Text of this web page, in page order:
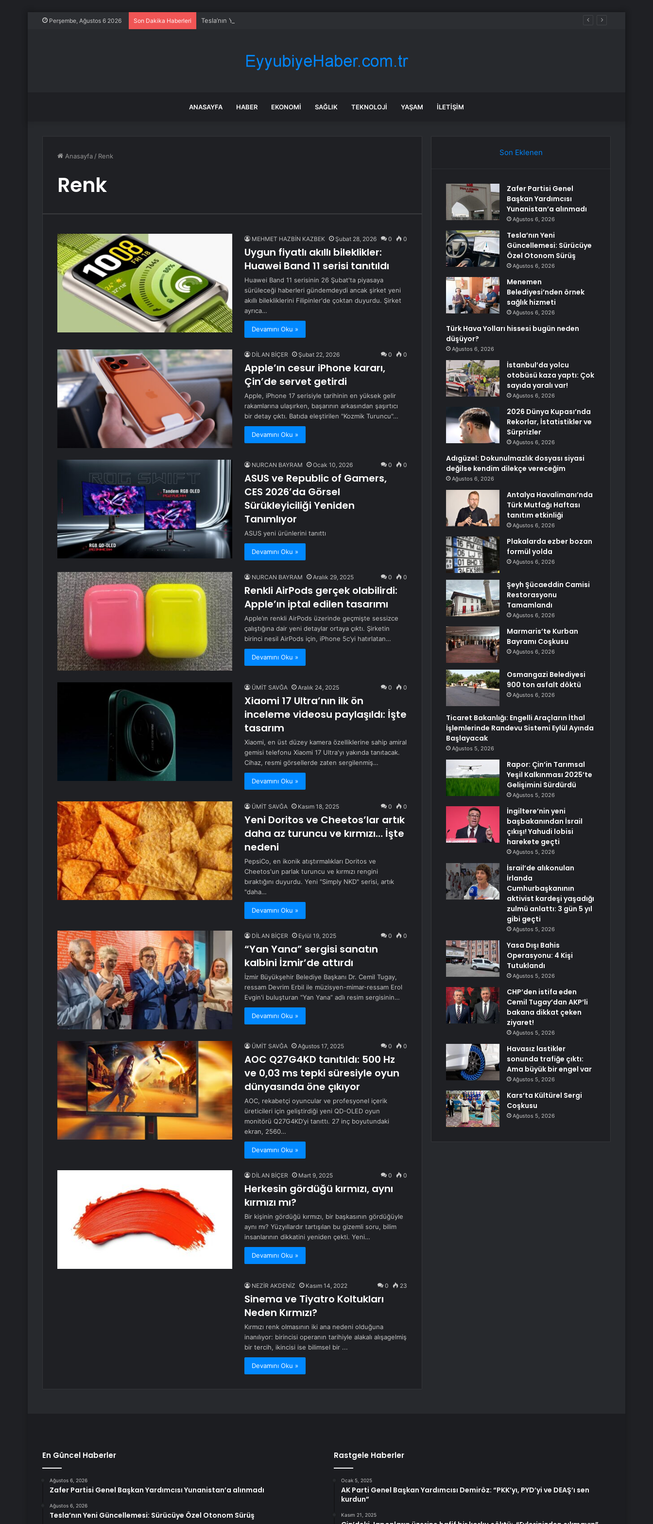
Perşembe, Ağustos 6 2026 Son Dakika Haberleri Tesla’nın Yeni Güncellemesi: Sürücüye Özel Otonom Sürüş
ANASAYFA HABER EKONOMI SAĞLIK TEKNOLOJI YAŞAM İLETIŞIM
Anasayfa / Renk
Renk
MEHMET HAZBİN KAZBEK Şubat 28, 2026 0 0
Uygun fiyatlı akıllı bileklikler:
Huawei Band 11 serisi tanıtıldı
Huawei Band 11 serisinin 26 Şubat'ta piyasaya
sürüleceği haberleri gündemdeydi ancak şirket yeni
akıllı bilekliklerini Filipinler'de çoktan duyurdu. Şirket
ayrıca…
Devamını Oku »
DİLAN BİÇER Şubat 22, 2026 0 0
Apple’ın cesur iPhone kararı,
Çin’de servet getirdi
Apple, iPhone 17 serisiyle tarihinin en yüksek gelir
rakamlarına ulaşırken, başarının arkasından şaşırtıcı
bir detay çıktı. Batıda eleştirilen "Kozmik Turuncu"…
Devamını Oku »
NURCAN BAYRAM Ocak 10, 2026 0 0
ASUS ve Republic of Gamers,
CES 2026’da Görsel
Sürükleyiciliği Yeniden
Tanımlıyor
ASUS yeni ürünlerini tanıttı
Devamını Oku »
NURCAN BAYRAM Aralık 29, 2025 0 0
Renkli AirPods gerçek olabilirdi:
Apple’ın iptal edilen tasarımı
Apple’ın renkli AirPods üzerinde geçmişte sessizce
çalıştığına dair yeni detaylar ortaya çıktı. Şirketin
birinci nesil AirPods için, iPhone 5c’yi hatırlatan…
Devamını Oku »
ÜMİT SAVĞA Aralık 24, 2025 0 0
Xiaomi 17 Ultra’nın ilk ön
inceleme videosu paylaşıldı: İşte
tasarım
Xiaomi, en üst düzey kamera özelliklerine sahip amiral
gemisi telefonu Xiaomi 17 Ultra'yı yakında tanıtacak.
Cihaz, resmi görsellerde zaten sergilenmiş…
Devamını Oku »
ÜMİT SAVĞA Kasım 18, 2025 0 0
Yeni Doritos ve Cheetos’lar artık
daha az turuncu ve kırmızı… İşte
nedeni
PepsiCo, en ikonik atıştırmalıkları Doritos ve
Cheetos'un parlak turuncu ve kırmızı rengini
bıraktığını duyurdu. Yeni "Simply NKD" serisi, artık
"daha…
Devamını Oku »
DİLAN BİÇER Eylül 19, 2025 0 0
“Yan Yana” sergisi sanatın
kalbini İzmir’de attırdı
İzmir Büyükşehir Belediye Başkanı Dr. Cemil Tugay,
ressam Devrim Erbil ile müzisyen-mimar-ressam Erol
Evgin'i buluşturan “Yan Yana” adlı resim sergisinin…
Devamını Oku »
ÜMİT SAVĞA Ağustos 17, 2025 0 0
AOC Q27G4KD tanıtıldı: 500 Hz
ve 0,03 ms tepki süresiyle oyun
dünyasında öne çıkıyor
AOC, rekabetçi oyuncular ve profesyonel içerik
üreticileri için geliştirdiği yeni QD-OLED oyun
monitörü Q27G4KD’yi tanıttı. 27 inç boyutundaki
ekran, 2560…
Devamını Oku »
DİLAN BİÇER Mart 9, 2025 0 0
Herkesin gördüğü kırmızı, aynı
kırmızı mı?
Bir kişinin gördüğü kırmızı, bir başkasının gördüğüyle
aynı mı? Yüzyıllardır tartışılan bu gizemli soru, bilim
insanlarının dikkatini yeniden çekti. Yeni…
Devamını Oku »
NEZİR AKDENİZ Kasım 14, 2022 0 23
Sinema ve Tiyatro Koltukları
Neden Kırmızı?
Kırmızı renk olmasının iki ana nedeni olduğuna
inanılıyor: birincisi operanın tarihiyle alakalı alışagelmiş
bir tercih, ikincisi ise bilimsel bir ...
Devamını Oku »
Son Eklenen
Zafer Partisi Genel
Başkan Yardımcısı
Yunanistan’a alınmadı
Ağustos 6, 2026
Tesla’nın Yeni
Güncellemesi: Sürücüye
Özel Otonom Sürüş
Ağustos 6, 2026
Menemen
Belediyesi’nden örnek
sağlık hizmeti
Ağustos 6, 2026
Türk Hava Yolları hissesi bugün neden
düşüyor?
Ağustos 6, 2026
İstanbul’da yolcu
otobüsü kaza yaptı: Çok
sayıda yaralı var!
Ağustos 6, 2026
2026 Dünya Kupası’nda
Rekorlar, İstatistikler ve
Sürprizler
Ağustos 6, 2026
Adıgüzel: Dokunulmazlık dosyası siyasi
değilse kendim dilekçe vereceğim
Ağustos 6, 2026
Antalya Havalimanı’nda
Türk Mutfağı Haftası
tanıtım etkinliği
Ağustos 6, 2026
Plakalarda ezber bozan
formül yolda
Ağustos 6, 2026
Şeyh Şücaeddin Camisi
Restorasyonu
Tamamlandı
Ağustos 6, 2026
Marmaris’te Kurban
Bayramı Coşkusu
Ağustos 6, 2026
Osmangazi Belediyesi
900 ton asfalt döktü
Ağustos 6, 2026
Ticaret Bakanlığı: Engelli Araçların İthal
İşlemlerinde Randevu Sistemi Eylül Ayında
Başlayacak
Ağustos 5, 2026
Rapor: Çin’in Tarımsal
Yeşil Kalkınması 2025’te
Gelişimini Sürdürdü
Ağustos 5, 2026
İngiltere’nin yeni
başbakanından İsrail
çıkışı! Yahudi lobisi
harekete geçti
Ağustos 5, 2026
İsrail’de alıkonulan
İrlanda
Cumhurbaşkanının
aktivist kardeşi yaşadığı
zulmü anlattı: 3 gün 5 yıl
gibi geçti
Ağustos 5, 2026
Yasa Dışı Bahis
Operasyonu: 4 Kişi
Tutuklandı
Ağustos 5, 2026
CHP’den istifa eden
Cemil Tugay’dan AKP’li
bakana dikkat çeken
ziyaret!
Ağustos 5, 2026
Havasız lastikler
sonunda trafiğe çıktı:
Ama büyük bir engel var
Ağustos 5, 2026
Kars’ta Kültürel Sergi
Coşkusu
Ağustos 5, 2026
En Güncel Haberler
Ağustos 6, 2026
Zafer Partisi Genel Başkan Yardımcısı Yunanistan’a alınmadı
Ağustos 6, 2026
Tesla’nın Yeni Güncellemesi: Sürücüye Özel Otonom Sürüş
Rastgele Haberler
Ocak 5, 2025
AK Parti Genel Başkan Yardımcısı Demiröz: “PKK’yı, PYD’yi ve DEAŞ’ı sen
kurdun”
Kasım 21, 2025